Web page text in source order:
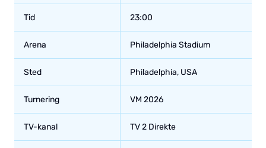
Tid 23:00
Arena Philadelphia Stadium
Sted Philadelphia, USA
Turnering VM 2026
TV-kanal TV 2 Direkte